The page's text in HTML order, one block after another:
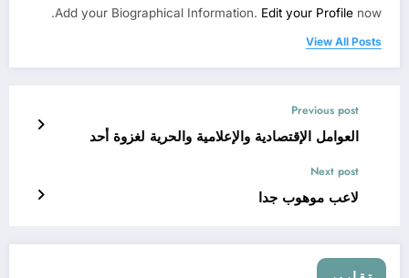
Add your Biographical Information. Edit your Profile now.
View All Posts
Previous post
العوامل الإقتصادية والإعلامية والحرية لغزوة أحد
Next post
لاعب موهوب جدا